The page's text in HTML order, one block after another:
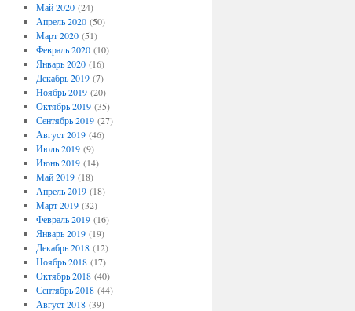
Май 2020(24)
Апрель 2020(50)
Март 2020(51)
Февраль 2020(10)
Январь 2020(16)
Декабрь 2019(7)
Ноябрь 2019(20)
Октябрь 2019(35)
Сентябрь 2019(27)
Август 2019(46)
Июль 2019(9)
Июнь 2019(14)
Май 2019(18)
Апрель 2019(18)
Март 2019(32)
Февраль 2019(16)
Январь 2019(19)
Декабрь 2018(12)
Ноябрь 2018(17)
Октябрь 2018(40)
Сентябрь 2018(44)
Август 2018(39)